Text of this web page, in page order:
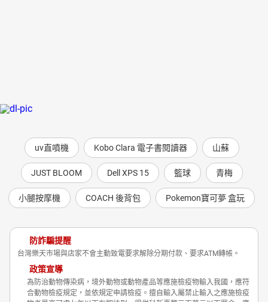
uv直噴機 Kobo Clara 電子書閱讀器 山蘇
JUST BLOOM Dell XPS 15 籃球 青梅
小腿按摩機 COACH 後背包 Pokemon寶可夢 盒玩
防詐騙提醒
台灣樂天市場與店家不會主動致電要求解除分期付款、要求ATM轉帳。
政策宣導
為防治動物傳染病，境外動物或動物產品等應施檢疫物輸入我國，應符
合動物檢疫規定，並依規定申請檢疫。擅自輸入屬禁止輸入之應施檢疫